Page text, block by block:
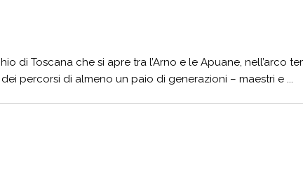
di Toscana che si apre tra l’Arno e le Apuane, nell’arco
percorsi di almeno un paio di generazioni – maestri e ...